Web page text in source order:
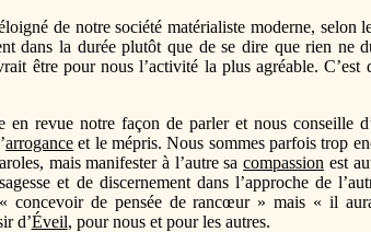
de notre société matérialiste moderne, selon
dans la durée plutôt que de se dire que rien ne
être pour nous l’activité la plus agréable.
en revue notre façon de parler et nous conseille
arrogance et le mépris. Nous sommes parfois trop
mais manifester à l’autre sacompassion est
et de discernement dans l’approche de
de pensée de rancœur » mais « il
d’Éveil, pour nous et pour les autres.